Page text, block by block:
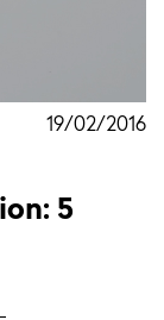
19/02/2016
5